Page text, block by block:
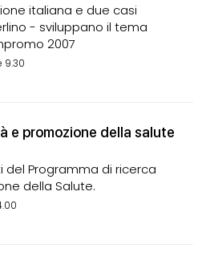
italiana e due casi
- sviluppano il tema
2007
9.30
e promozione della salute
del Programma di ricerca
della Salute.